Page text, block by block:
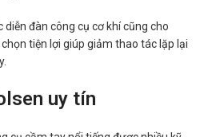
diễn đàn công cụ cơ khí cũng cho
tiện lợi giúp giảm thao tác lặp lại
uy tín